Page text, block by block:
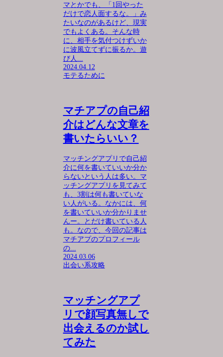
マとかでも、「1回やった
だけで恋人面するな。」み
たいなのがあるけど、現実
でもよくある。そんな時
に、相手を気付つけずいか
に波風立てずに振るか。遊
び人...
2024.04.12
モテるために
マチアプの自己紹
介はどんな文章を
書いたらいい？
マッチングアプリで自己紹
介に何を書いていいか分か
らないという人は多い。マ
ッチングアプリを見てみて
も、3割は何も書いていな
い人がいる。なかには、何
を書いていいか分かりませ
んー。とだけ書いている人
も。なので、今回の記事は
マチアプのプロフィール
の...
2024.03.06
出会い系攻略
マッチングアプ
リで顔写真無しで
出会えるのか試し
てみた